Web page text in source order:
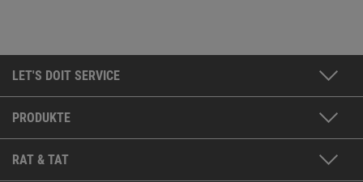
LET'S DOIT SERVICE
PRODUKTE
RAT & TAT